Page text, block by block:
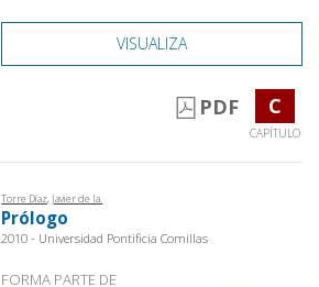
VISUALIZA
PDF C
CAPÍTULO
Torre Díaz, Javier de la.
Prólogo
2010 - Universidad Pontificia Comillas
FORMA PARTE DE